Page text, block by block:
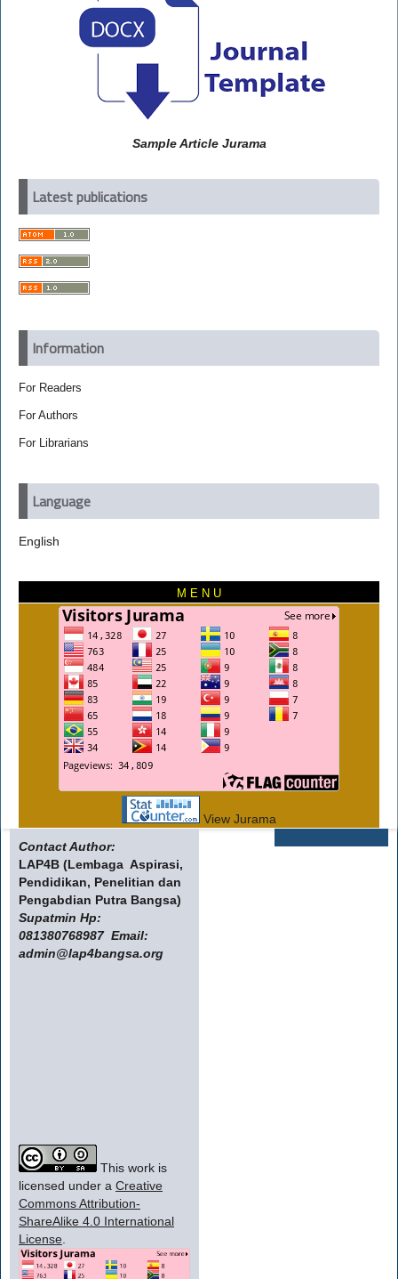
Sample Article Jurama
Latest publications
Information
For Readers
For Authors
For Librarians
Language
English
M E N U
View Jurama
Contact Author:
LAP4B (Lembaga Aspirasi,
Pendidikan, Penelitian dan
Pengabdian Putra Bangsa)
Supatmin Hp:
081380768987 Email:
admin@lap4bangsa.org
This work is
licensed under a Creative
Commons Attribution-
ShareAlike 4.0 International
License.